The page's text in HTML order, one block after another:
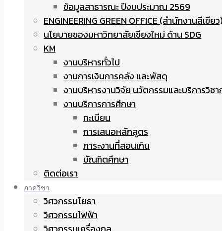
ข้อมูลสาธารณะ ปีงบประมาณ 2569
ENGINEERING GREEN OFFICE (สำนักงานสีเขีย
นโยบายของมหาวิทยาลัยเชียงใหม่ ด้าน SDG
KM
งานบริหารทั่วไป
งานการเงินการคลัง และพัสดุ
งานบริหารงานวิจัย นวัตกรรมและบริการวิชา
งานบริการการศึกษา
ทะเบียน
การเสนอหลักสูตร
ภาระงานที่สอนเกิน
บัณฑิตศึกษา
ติดต่อเรา
ภาควิชา
วิศวกรรมโยธา
วิศวกรรมไฟฟ้า